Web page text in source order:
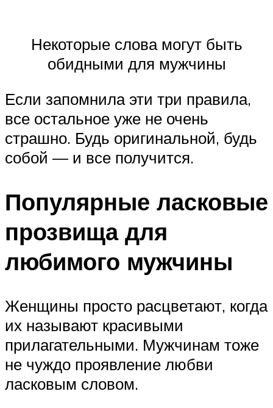
Некоторые слова могут быть
обидными для мужчины
Если запомнила эти три правила,
все остальное уже не очень
страшно. Будь оригинальной, будь
собой — и все получится.
Популярные ласковые
прозвища для
любимого мужчины
Женщины просто расцветают, когда
их называют красивыми
прилагательными. Мужчинам тоже
не чуждо проявление любви
ласковым словом.